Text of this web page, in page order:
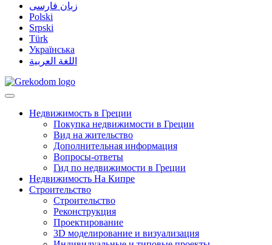
زبان فارسی
Polski
Srpski
Türk
Українська
اللغة العربية
Недвижимость в Греции
Покупка недвижимости в Греции
Вид на жительство
Дополнительная информация
Вопросы-ответы
Гид по недвижимости в Греции
Недвижимость На Кипре
Строительство
Строительство
Реконструкция
Проектирование
3D моделирование и визуализация